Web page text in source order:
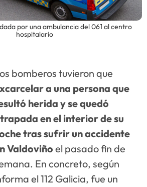
por una ambulancia del 061 al centro
hospitalario
bomberos tuvieron que
a una persona que
herida y se quedó
en el interior de su
tras sufrir un accidente
Valdoviño el pasado fin de
En concreto, según
el 112 Galicia, fue un